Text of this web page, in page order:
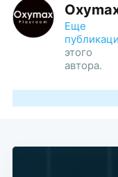
Еще
этого
автора.